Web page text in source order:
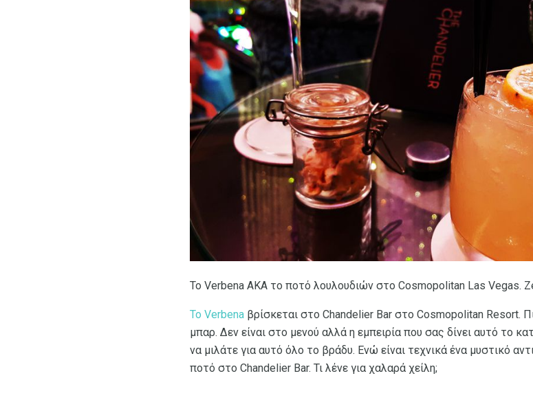
Το Verbena AKA το ποτό λουλουδιών στο Cosmopolitan Las Vegas.
Το Verbena βρίσκεται στο Chandelier Bar στο Cosmopolitan Resort.
μπαρ. Δεν είναι στο μενού αλλά η εμπειρία που σας δίνει αυτό το
να μιλάτε για αυτό όλο το βράδυ. Ενώ είναι τεχνικά ένα μυστικό
ποτό στο Chandelier Bar. Τι λένε για χαλαρά χείλη;